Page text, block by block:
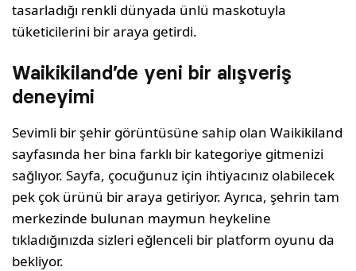
tasarladığı renkli dünyada ünlü maskotuyla
tüketicilerini bir araya getirdi.
Waikikiland’de yeni bir alışveriş
deneyimi
Sevimli bir şehir görüntüsüne sahip olan Waikikiland
sayfasında her bina farklı bir kategoriye gitmenizi
sağlıyor. Sayfa, çocuğunuz için ihtiyacınız olabilecek
pek çok ürünü bir araya getiriyor. Ayrıca, şehrin tam
merkezinde bulunan maymun heykeline
tıkladığınızda sizleri eğlenceli bir platform oyunu da
bekliyor.